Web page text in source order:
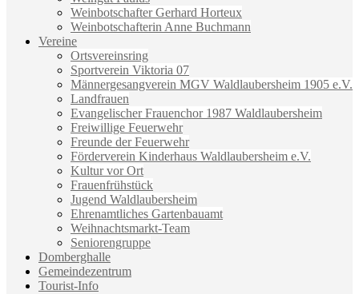
Weinbotschafter Gerhard Horteux
Weinbotschafterin Anne Buchmann
Vereine
Ortsvereinsring
Sportverein Viktoria 07
Männergesangverein MGV Waldlaubersheim 1905 e.V.
Landfrauen
Evangelischer Frauenchor 1987 Waldlaubersheim
Freiwillige Feuerwehr
Freunde der Feuerwehr
Förderverein Kinderhaus Waldlaubersheim e.V.
Kultur vor Ort
Frauenfrühstück
Jugend Waldlaubersheim
Ehrenamtliches Gartenbauamt
Weihnachtsmarkt-Team
Seniorengruppe
Domberghalle
Gemeindezentrum
Tourist-Info